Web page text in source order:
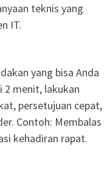
teknis yang
IT.
yang bisa Anda
2 menit, lakukan
persetujuan cepat,
Contoh: Membalas
kehadiran rapat.